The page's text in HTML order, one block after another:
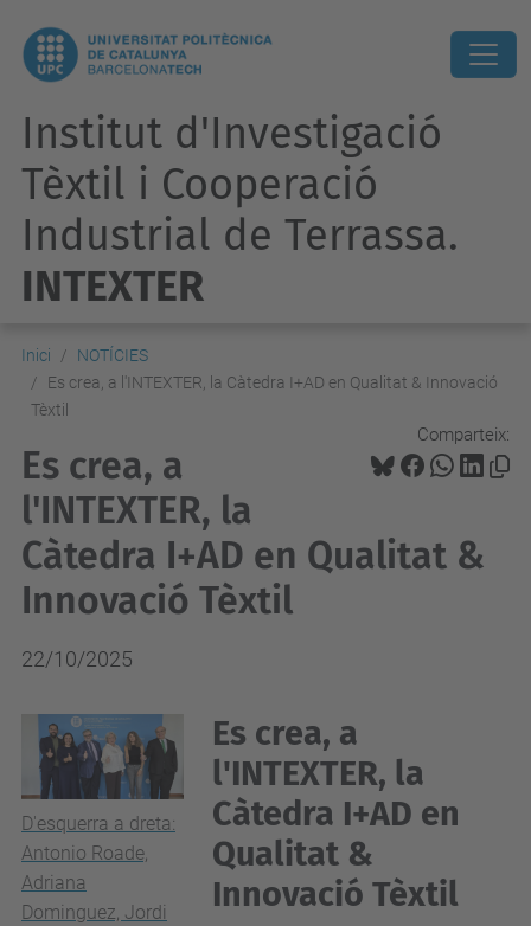
Institut d'Investigació
Tèxtil i Cooperació
Industrial de Terrassa.
INTEXTER
Inici
NOTÍCIES
Es crea, a l'INTEXTER, la Càtedra I+AD en Qualitat & Innovació
Tèxtil
Comparteix:
Es crea, a
l'INTEXTER, la
Càtedra I+AD en Qualitat &
Innovació Tèxtil
22/10/2025
D'esquerra a dreta:
Antonio Roade,
Adriana
Dominguez, Jordi
Es crea, a
l'INTEXTER, la
Càtedra I+AD en
Qualitat &
Innovació Tèxtil